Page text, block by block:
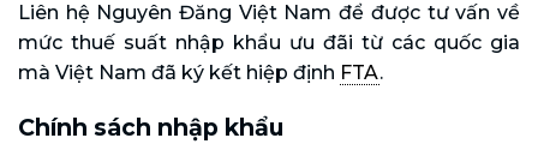
Liên hệ Nguyên Đăng Việt Nam để được tư vấn về
mức thuế suất nhập khẩu ưu đãi từ các quốc gia
mà Việt Nam đã ký kết hiệp định FTA.
Chính sách nhập khẩu